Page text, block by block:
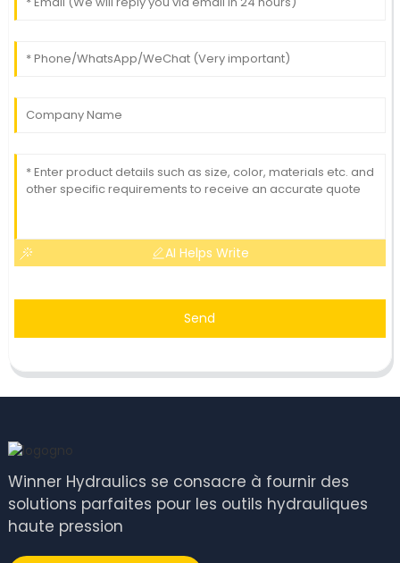
AI Helps Write
Send
Winner Hydraulics se consacre à fournir des
solutions parfaites pour les outils hydrauliques
haute pression